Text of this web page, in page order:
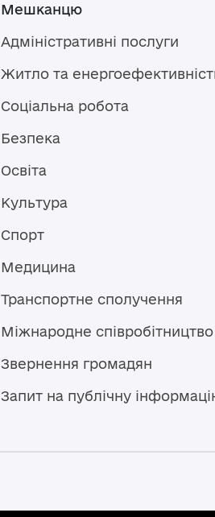
Мешканцю
Адміністративні послуги
Житло та
Соціальна робота
Безпека
Освіта
Культура
Спорт
Медицина
Транспортне сполучення
Міжнародне співробітництво
Звернення громадян
Запит на публічну